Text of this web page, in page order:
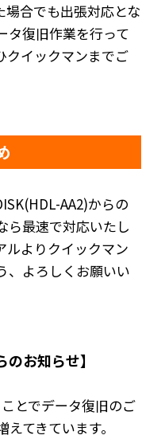
場合でも出張対応とな
タ復旧作業を行って
クイックマンまでご
AA2)からの
ら最速で対応いたし
ルよりクイックマン
、よろしくお願いい
のお知らせ】
とでデータ復旧のご
てきています。